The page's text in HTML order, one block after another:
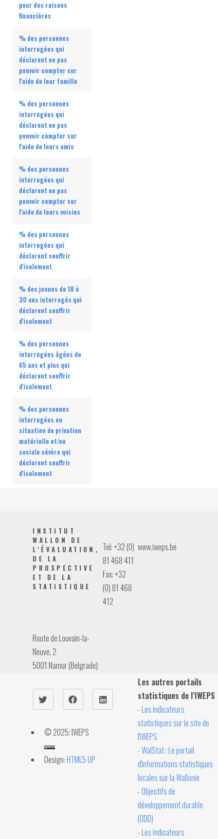
pour des raisons
financières
% des personnes
interrogées qui
déclarent ne pas
pouvoir compter sur
l'aide de leur famille
% des personnes
interrogées qui
déclarent ne pas
pouvoir compter sur
l'aide de leurs amis
% des personnes
interrogées qui
déclarent ne pas
pouvoir compter sur
l'aide de leurs voisins
% des personnes
interrogées qui
déclarent souffrir
d'isolement
% des jeunes de 18 à
30 ans interrogés qui
déclarent souffrir
d'isolement
% des personnes
interrogées âgées de
65 ans et plus qui
déclarent souffrir
d'isolement
% des personnes
interrogées en
situation de privation
matérielle et/ou
sociale sévère qui
déclarent souffrir
d'isolement
INSTITUT
WALLON DE
L'ÉVALUATION,
DE LA
PROSPECTIVE
ET DE LA
STATISTIQUE
Route de Louvain-la-
Neuve, 2
5001 Namur (Belgrade)
Tel: +32 (0)
81 468 411
Fax: +32
(0) 81 468
412
www.iweps.be
© 2025: IWEPS
Design:HTML5 UP
Les autres portails
statistiques de l’IWEPS
- Les indicateurs
statistiques sur le site de
l'IWEPS
- WalStat : Le portail
d'informations statistiques
locales sur la Wallonie
- Objectifs de
développement durable
(ODD)
- Les indicateurs